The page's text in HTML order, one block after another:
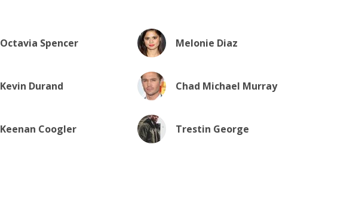
Octavia Spencer Melonie Diaz
Kevin Durand Chad Michael Murray
Keenan Coogler Trestin George